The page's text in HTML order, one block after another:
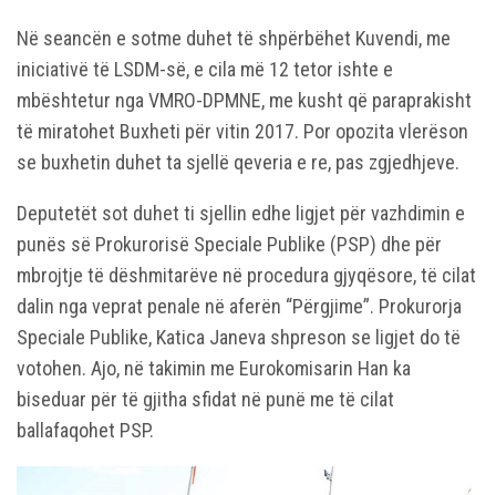
Në seancën e sotme duhet të shpërbëhet Kuvendi, me
iniciativë të LSDM-së, e cila më 12 tetor ishte e
mbështetur nga VMRO-DPMNE, me kusht që paraprakisht
të miratohet Buxheti për vitin 2017. Por opozita vlerëson
se buxhetin duhet ta sjellë qeveria e re, pas zgjedhjeve.
Deputetët sot duhet ti sjellin edhe ligjet për vazhdimin e
punës së Prokurorisë Speciale Publike (PSP) dhe për
mbrojtje të dëshmitarëve në procedura gjyqësore, të cilat
dalin nga veprat penale në aferën “Përgjime”. Prokurorja
Speciale Publike, Katica Janeva shpreson se ligjet do të
votohen. Ajo, në takimin me Eurokomisarin Han ka
biseduar për të gjitha sfidat në punë me të cilat
ballafaqohet PSP.